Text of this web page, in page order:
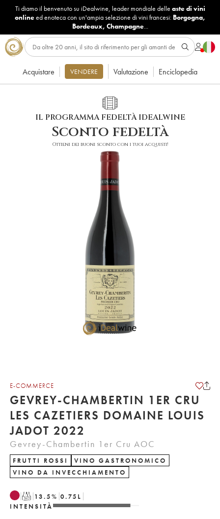
Ti diamo il benvenuto su iDealwine, leader mondiale delle aste di vini
onlineed enoteca con un'ampia selezione di vini francesi: Borgogna,
Bordeaux, Champagne...
Acquistare VENDERE Valutazione Enciclopedia
IL PROGRAMMA FEDELTÀ IDEALWINE
Sconto fedeltà
Ottieni dei buoni sconto con i tuoi acquisti!
E-COMMERCE
GEVREY-CHAMBERTIN 1ER CRU
LES CAZETIERS DOMAINE LOUIS
JADOT 2022
Gevrey-Chambertin 1er Cru AOC
FRUTTI ROSSI
VINO GASTRONOMICO
VINO DA INVECCHIAMENTO
T 13.5% 0.75 L
INTENSITÀ